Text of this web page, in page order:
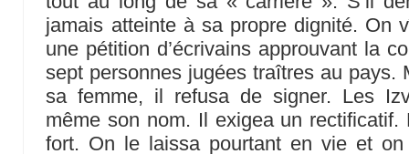
jamais atteinte à sa propre dignité. On
une pétition d’écrivains approuvant la
sept personnes jugées traîtres au pays.
sa femme, il refusa de signer. Les
même son nom. Il exigea un
fort. On le laissa pourtant en vie et